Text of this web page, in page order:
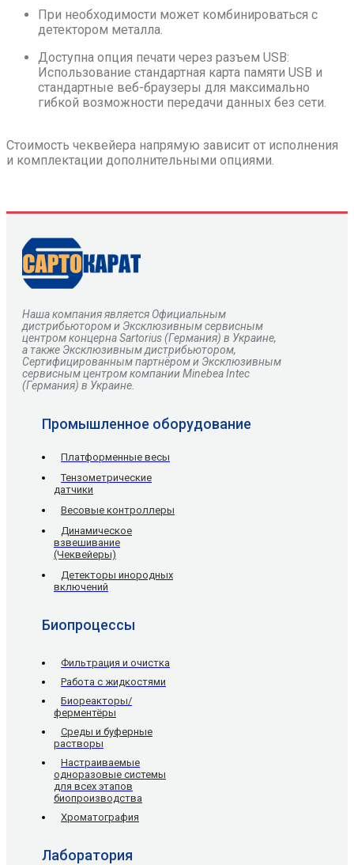
При необходимости может комбинироваться с
детектором металла.
Доступна опция печати через разъем USB:
Использование стандартная карта памяти USB и
стандартные веб-браузеры для максимально
гибкой возможности передачи данных без сети.
Стоимость чеквейера напрямую зависит от исполнения
и комплектации дополнительными опциями.
Наша компания является Официальным
дистрибьютором и Эксклюзивным сервисным
центромконцернаSartorius(Германия) в Украине,
а также Эксклюзивным дистрибьютором,
Сертифицированным партнёром и Эксклюзивным
сервисным центром компании Minebea Intec
(Германия) в Украине.
Промышленное оборудование
Платформенные весы
Тензометрические
датчики
Весовые контроллеры
Динамическое
взвешивание
(Чеквейеры)
Детекторы инородных
включений
Биопроцессы
Фильтрация и очистка
Работа с жидкостями
Биореакторы/
ферментёры
Среды и буферные
растворы
Настраиваемые
одноразовые системы
для всех этапов
биопроизводства
Хроматография
Лаборатория